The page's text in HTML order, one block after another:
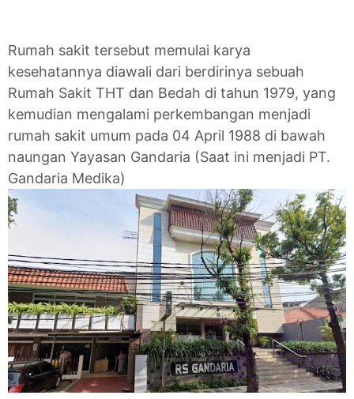
Rumah sakit tersebut memulai karya
kesehatannya diawali dari berdirinya sebuah
Rumah Sakit THT dan Bedah di tahun 1979, yang
kemudian mengalami perkembangan menjadi
rumah sakit umum pada 04 April 1988 di bawah
naungan Yayasan Gandaria (Saat ini menjadi PT.
Gandaria Medika)